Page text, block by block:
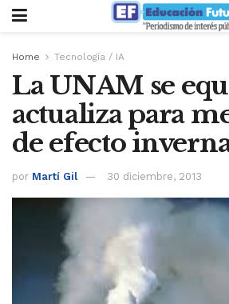
Home Tecnología / IA
La UNAM se
actualiza para
de efecto
por Martí Gil 30 diciembre, 2013